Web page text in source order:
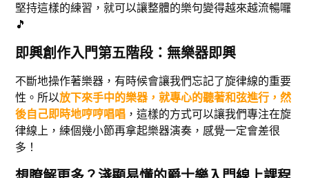
堅持這樣的練習，就可以讓整體的樂句變得越來越流暢囉
🎵
即興創作入門第五階段：無樂器即興
不斷地操作著樂器，有時候會讓我們忘記了旋律線的重要
性。所以放下來手中的樂器，就專心的聽著和弦進行，然
後自己即時地哼哼唱唱 ，這樣的方式可以讓我們專注在旋
律線上，練個幾小節再拿起樂器演奏，感覺一定會差很
多！